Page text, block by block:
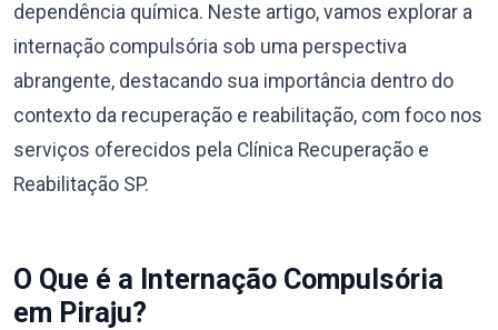
dependência química. Neste artigo, vamos explorar a
internação compulsória sob uma perspectiva
abrangente, destacando sua importância dentro do
contexto da recuperação e reabilitação, com foco nos
serviços oferecidos pela Clínica Recuperação e
Reabilitação SP.
O Que é a Internação Compulsória
em Piraju?